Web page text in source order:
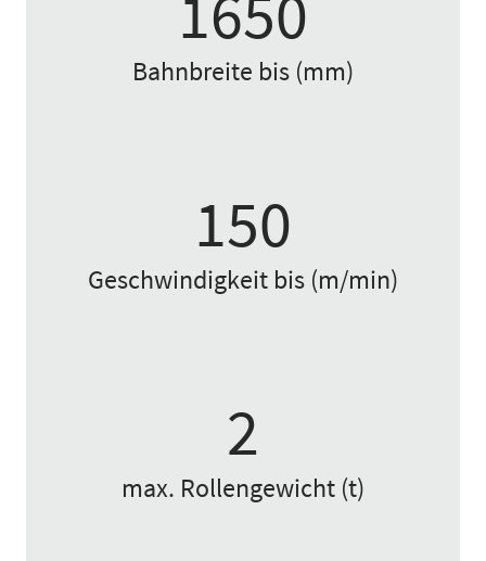
Bahnbreite bis (mm)
150
Geschwindigkeit bis (m/min)
2
max. Rollengewicht (t)